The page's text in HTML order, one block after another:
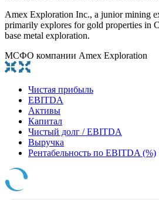
Amex Exploration Inc., a junior mining
primarily explores for gold properties in
base metal exploration.
МСФО компании Amex Exploration
Чистая прибыль
EBITDA
Активы
Капитал
Чистый долг / EBITDA
Выручка
Рентабельность по EBITDA (%)